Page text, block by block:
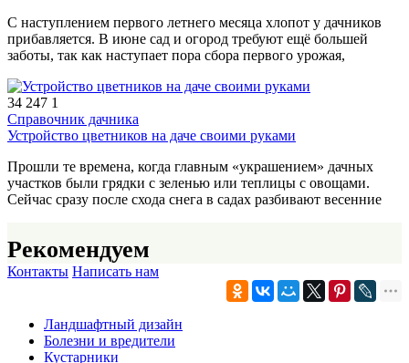
С наступлением первого летнего месяца хлопот у дачников
прибавляется. В июне сад и огород требуют ещё большей
заботы, так как наступает пора сбора первого урожая,
34 247 1
Справочник дачника
Устройство цветников на даче своими руками
Прошли те времена, когда главным «украшением» дачных
участков были грядки с зеленью или теплицы с овощами.
Сейчас сразу после схода снега в садах разбивают весенние
Рекомендуем
Контакты Написать нам
Ландшафтный дизайн
Болезни и вредители
Кустарники